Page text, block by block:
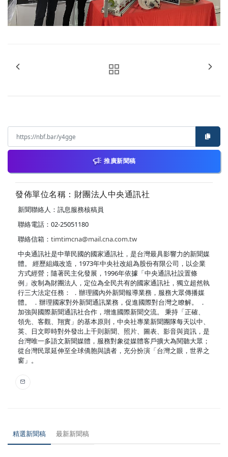
推廣新聞稿
發佈單位名稱：財團法人中央通訊社
新聞聯絡人：訊息服務核稿員
聯絡電話：02-25051180
聯絡信箱： timtimcna@mail.cna.com.tw
中央通訊社是中華民國的國家通訊社，是台灣最具影響力的新聞媒
體。 經歷組織改造，1973年中央社改組為股份有限公司，以企業
方式經營；隨著民主化發展，1996年依據「中央通訊社設置條
例」改制為財團法人，定位為全民共有的國家通訊社，獨立超然執
行三大法定任務： ．辦理國內外新聞報導業務，服務大眾傳播媒
體。 ．辦理國家對外新聞通訊業務，促進國際對台灣之瞭解。 ．
加強與國際新聞通訊社合作，增進國際新聞交流。 秉持「正確、
領先、客觀、翔實」的基本原則，中央社專業新聞團隊每天以中、
英、日文即時對外發出上千則新聞、照片、圖表、影音與資訊，是
台灣唯一多語文新聞媒體，服務對象從媒體客戶擴大為閱聽大眾；
從台灣民眾延伸至全球僑胞與讀者，充分扮演「台灣之眼，世界之
窗」。
精選新聞稿 最新新聞稿